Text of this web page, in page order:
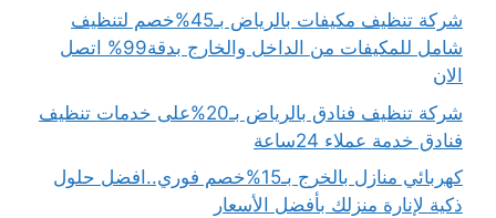
شركة تنظيف مكيفات بالرياض بـ45%خصم لتنظيف
شامل للمكيفات من الداخل والخارج بدقة99% اتصل
الان
شركة تنظيف فنادق بالرياض بـ20%على خدمات تنظيف
فنادق خدمة عملاء 24ساعة
كهربائي منازل بالخرج بـ15%خصم فوري..افضل حلول
ذكية لإنارة منزلك بأفضل الأسعار